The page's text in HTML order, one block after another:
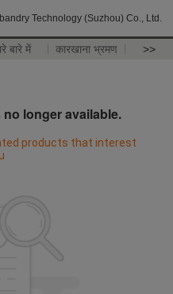
Technology (Suzhou) Co., Ltd.
बारे में कारखाना भ्रमण >>
longer available.
products that interest